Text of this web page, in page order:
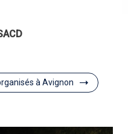
à Avignon